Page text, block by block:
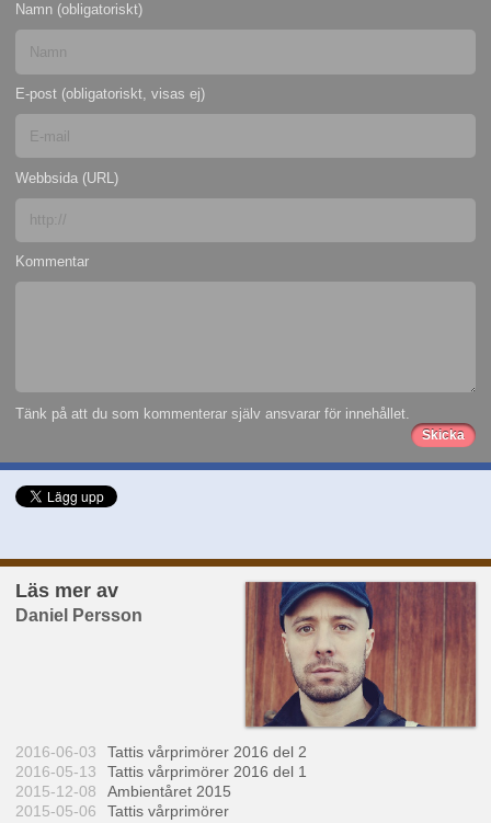
Namn (obligatoriskt)
E-post (obligatoriskt, visas ej)
Webbsida (URL)
Kommentar
Tänk på att du som kommenterar själv ansvarar för innehållet.
Läs mer av
Daniel Persson
2016-06-03
Tattis vårprimörer 2016 del 2
2016-05-13
Tattis vårprimörer 2016 del 1
2015-12-08
Ambientåret 2015
2015-05-06
Tattis vårprimörer